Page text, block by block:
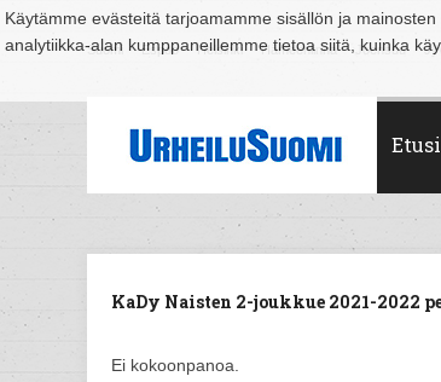
Käytämme evästeitä tarjoamamme sisällön ja
analytiikka-alan kumppaneillemme tietoa siitä, kuinka
Suomi Espoo Helsinki Hämeenlinna Joensuu
KaDy Naisten 2-joukkue 2021-2022
Ei kokoonpanoa.